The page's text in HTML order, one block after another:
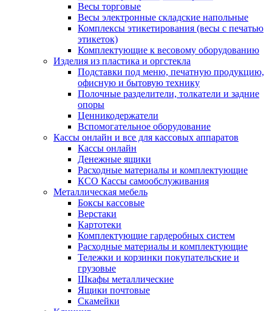
Весы торговые
Весы электронные складские напольные
Комплексы этикетирования (весы с печатью
этикеток)
Комплектующие к весовому оборудованию
Изделия из пластика и оргстекла
Подставки под меню, печатную продукцию,
офисную и бытовую технику
Полочные разделители, толкатели и задние
опоры
Ценникодержатели
Вспомогательное оборудование
Кассы онлайн и все для кассовых аппаратов
Кассы онлайн
Денежные ящики
Расходные материалы и комплектующие
КСО Кассы самообслуживания
Металлическая мебель
Боксы кассовые
Верстаки
Картотеки
Комплектующие гардеробных систем
Расходные материалы и комплектующие
Тележки и корзинки покупательские и
грузовые
Шкафы металлические
Ящики почтовые
Скамейки